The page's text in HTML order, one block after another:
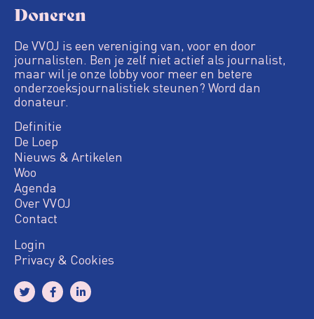
Doneren
De VVOJ is een vereniging van, voor en door
journalisten. Ben je zelf niet actief als journalist,
maar wil je onze lobby voor meer en betere
onderzoeksjournalistiek steunen? Word dan
donateur.
Definitie
De Loep
Nieuws & Artikelen
Woo
Agenda
Over VVOJ
Contact
Login
Privacy & Cookies